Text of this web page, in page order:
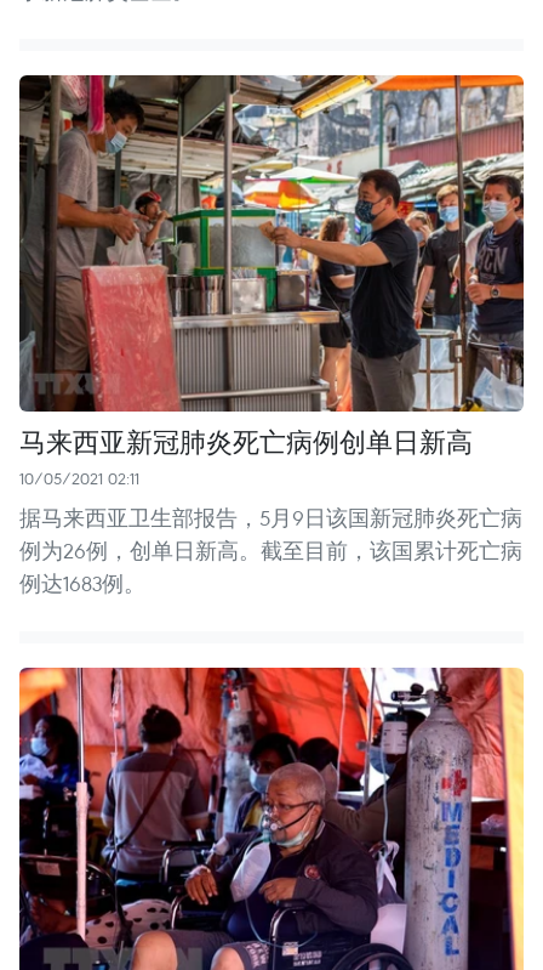
马来西亚新冠肺炎死亡病例创单日新高
10/05/2021 02:11
据马来西亚卫生部报告，5月9日该国新冠肺炎死亡病
例为26例，创单日新高。截至目前，该国累计死亡病
例达1683例。